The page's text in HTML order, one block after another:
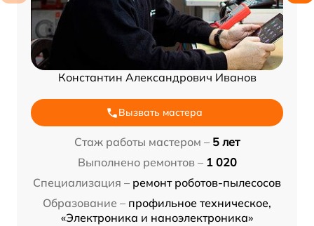
Константин Александрович Иванов
Вызвать мастера
Стаж работы мастером – 5 лет
Выполнено ремонтов – 1 020
Специализация – ремонт роботов-пылесосов
Образование – профильное техническое,
«Электроника и наноэлектроника»